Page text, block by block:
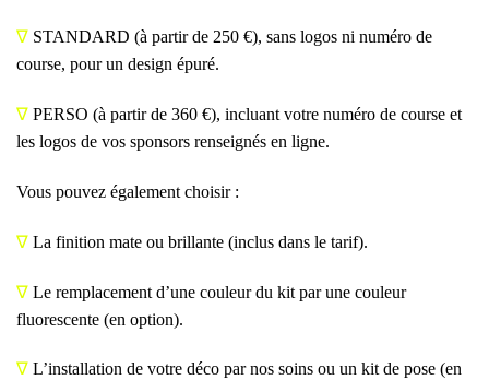
∇ STANDARD (à partir de 250 €), sans logos ni numéro de
course, pour un design épuré.
∇ PERSO (à partir de 360 €), incluant votre numéro de course et
les logos de vos sponsors renseignés en ligne.
Vous pouvez également choisir :
∇ La finition mate ou brillante (inclus dans le tarif).
∇ Le remplacement d’une couleur du kit par une couleur
fluorescente (en option).
∇ L’installation de votre déco par nos soins ou un kit de pose (en